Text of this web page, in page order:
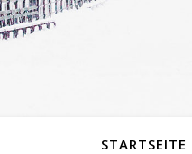
STARTSEITE